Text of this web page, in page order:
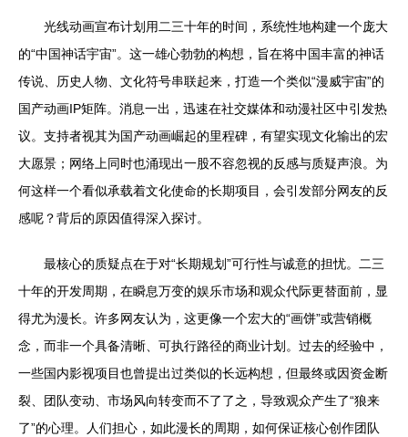
光线动画宣布计划用二三十年的时间，系统性地构建一个庞大
的“中国神话宇宙”。这一雄心勃勃的构想，旨在将中国丰富的神话
传说、历史人物、文化符号串联起来，打造一个类似“漫威宇宙”的
国产动画IP矩阵。消息一出，迅速在社交媒体和动漫社区中引发热
议。支持者视其为国产动画崛起的里程碑，有望实现文化输出的宏
大愿景；网络上同时也涌现出一股不容忽视的反感与质疑声浪。为
何这样一个看似承载着文化使命的长期项目，会引发部分网友的反
感呢？背后的原因值得深入探讨。
最核心的质疑点在于对“长期规划”可行性与诚意的担忧。二三
十年的开发周期，在瞬息万变的娱乐市场和观众代际更替面前，显
得尤为漫长。许多网友认为，这更像一个宏大的“画饼”或营销概
念，而非一个具备清晰、可执行路径的商业计划。过去的经验中，
一些国内影视项目也曾提出过类似的长远构想，但最终或因资金断
裂、团队变动、市场风向转变而不了了之，导致观众产生了“狼来
了”的心理。人们担心，如此漫长的周期，如何保证核心创作团队